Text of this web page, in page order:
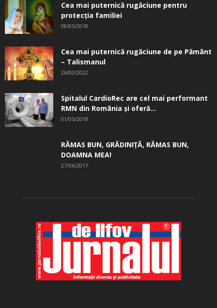
Cea mai puternică rugăciune pentru
protecția familiei
08/05/2018
Cea mai puternică rugăciune de pe Pământ
– Talismanul
26/03/2022
Spitalul CardioRec are cel mai performant
RMN din România și oferă...
01/05/2018
RĂMAS BUN, GRĂDINIŢĂ, ­RĂMAS BUN,
DOAMNA MEA!
27/06/2017